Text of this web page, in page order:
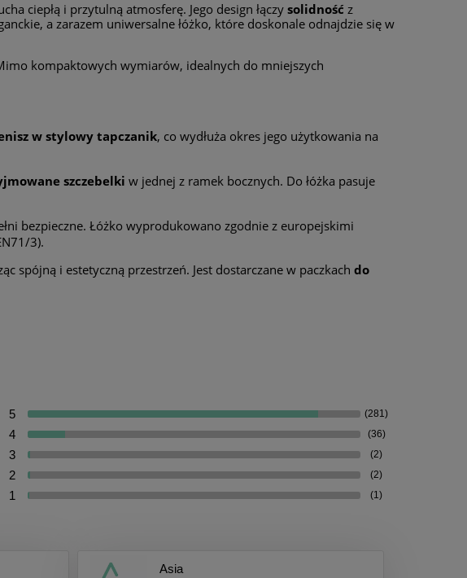
ciepłą i przytulną atmosferę. Jego design łączy solidność z
a zarazem uniwersalne łóżko, które doskonale odnajdzie się w
kompaktowych wymiarów, idealnych do mniejszych
w stylowy tapczanik, co wydłuża okres jego użytkowania na
szczebelki w jednej z ramek bocznych. Do łóżka pasuje
bezpieczne. Łóżko wyprodukowano zgodnie z europejskimi
3).
spójną i estetyczną przestrzeń. Jest dostarczane w paczkach do
5 (281)
4 (36)
3 (2)
2 (2)
1 (1)
Asia